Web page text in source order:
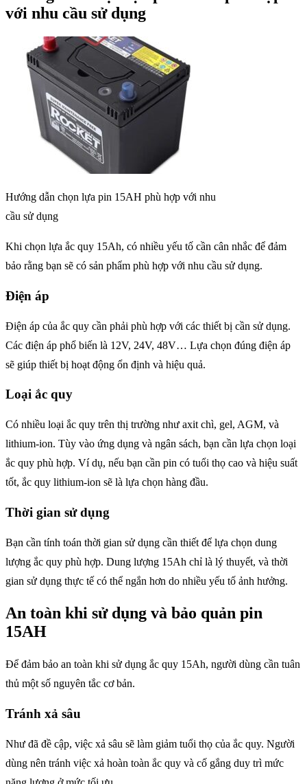
với nhu cầu sử dụng
Hướng dẫn chọn lựa pin 15AH phù hợp với nhu
cầu sử dụng
Khi chọn lựa ắc quy 15Ah, có nhiều yếu tố cần cân nhắc để đảm
bảo rằng bạn sẽ có sản phẩm phù hợp với nhu cầu sử dụng.
Điện áp
Điện áp của ắc quy cần phải phù hợp với các thiết bị cần sử dụng.
Các điện áp phổ biến là 12V, 24V, 48V… Lựa chọn đúng điện áp
sẽ giúp thiết bị hoạt động ổn định và hiệu quả.
Loại ắc quy
Có nhiều loại ắc quy trên thị trường như axit chì, gel, AGM, và
lithium-ion. Tùy vào ứng dụng và ngân sách, bạn cần lựa chọn loại
ắc quy phù hợp. Ví dụ, nếu bạn cần pin có tuổi thọ cao và hiệu suất
tốt, ắc quy lithium-ion sẽ là lựa chọn hàng đầu.
Thời gian sử dụng
Bạn cần tính toán thời gian sử dụng cần thiết để lựa chọn dung
lượng ắc quy phù hợp. Dung lượng 15Ah chỉ là lý thuyết, và thời
gian sử dụng thực tế có thể ngắn hơn do nhiều yếu tố ảnh hưởng.
An toàn khi sử dụng và bảo quản pin
15AH
Để đảm bảo an toàn khi sử dụng ắc quy 15Ah, người dùng cần tuân
thủ một số nguyên tắc cơ bản.
Tránh xả sâu
Như đã đề cập, việc xả sâu sẽ làm giảm tuổi thọ của ắc quy. Người
dùng nên tránh việc xả hoàn toàn ắc quy và cố gắng duy trì mức